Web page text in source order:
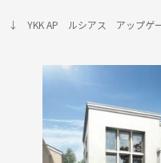
↓ YKK AP ルシアス アップゲ